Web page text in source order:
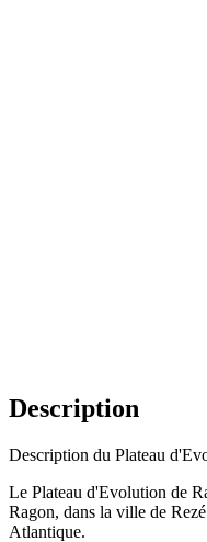
Description
Description du Plateau
Le Plateau d'Evolution de
Ragon, dans la ville de
Atlantique.